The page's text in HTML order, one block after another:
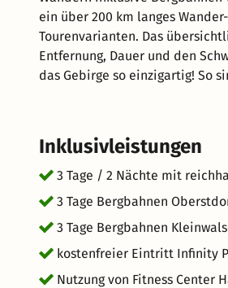
ein über 200 km langes
Tourenvarianten. Das
Entfernung, Dauer und den Schwierigkeitsgrad. Allgäuer Alpen Vor allem
das Gebirge so einzigartig! So
Inklusivleistungen
3 Tage / 2 Nächte mit
3 Tage Bergbahnen
3 Tage Bergbahnen
kostenfreier Eintritt Infinity
Nutzung von Fitness Center